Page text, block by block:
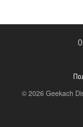
© 2026 Geekach